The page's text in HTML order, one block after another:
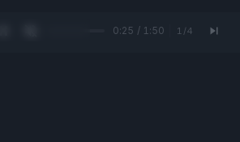
0:26 / 1:50 1 /4